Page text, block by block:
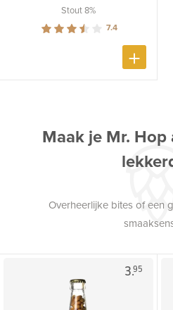
Stout 8%
7.4
Maak je Mr.
Overheerlijke bites of een
3.95